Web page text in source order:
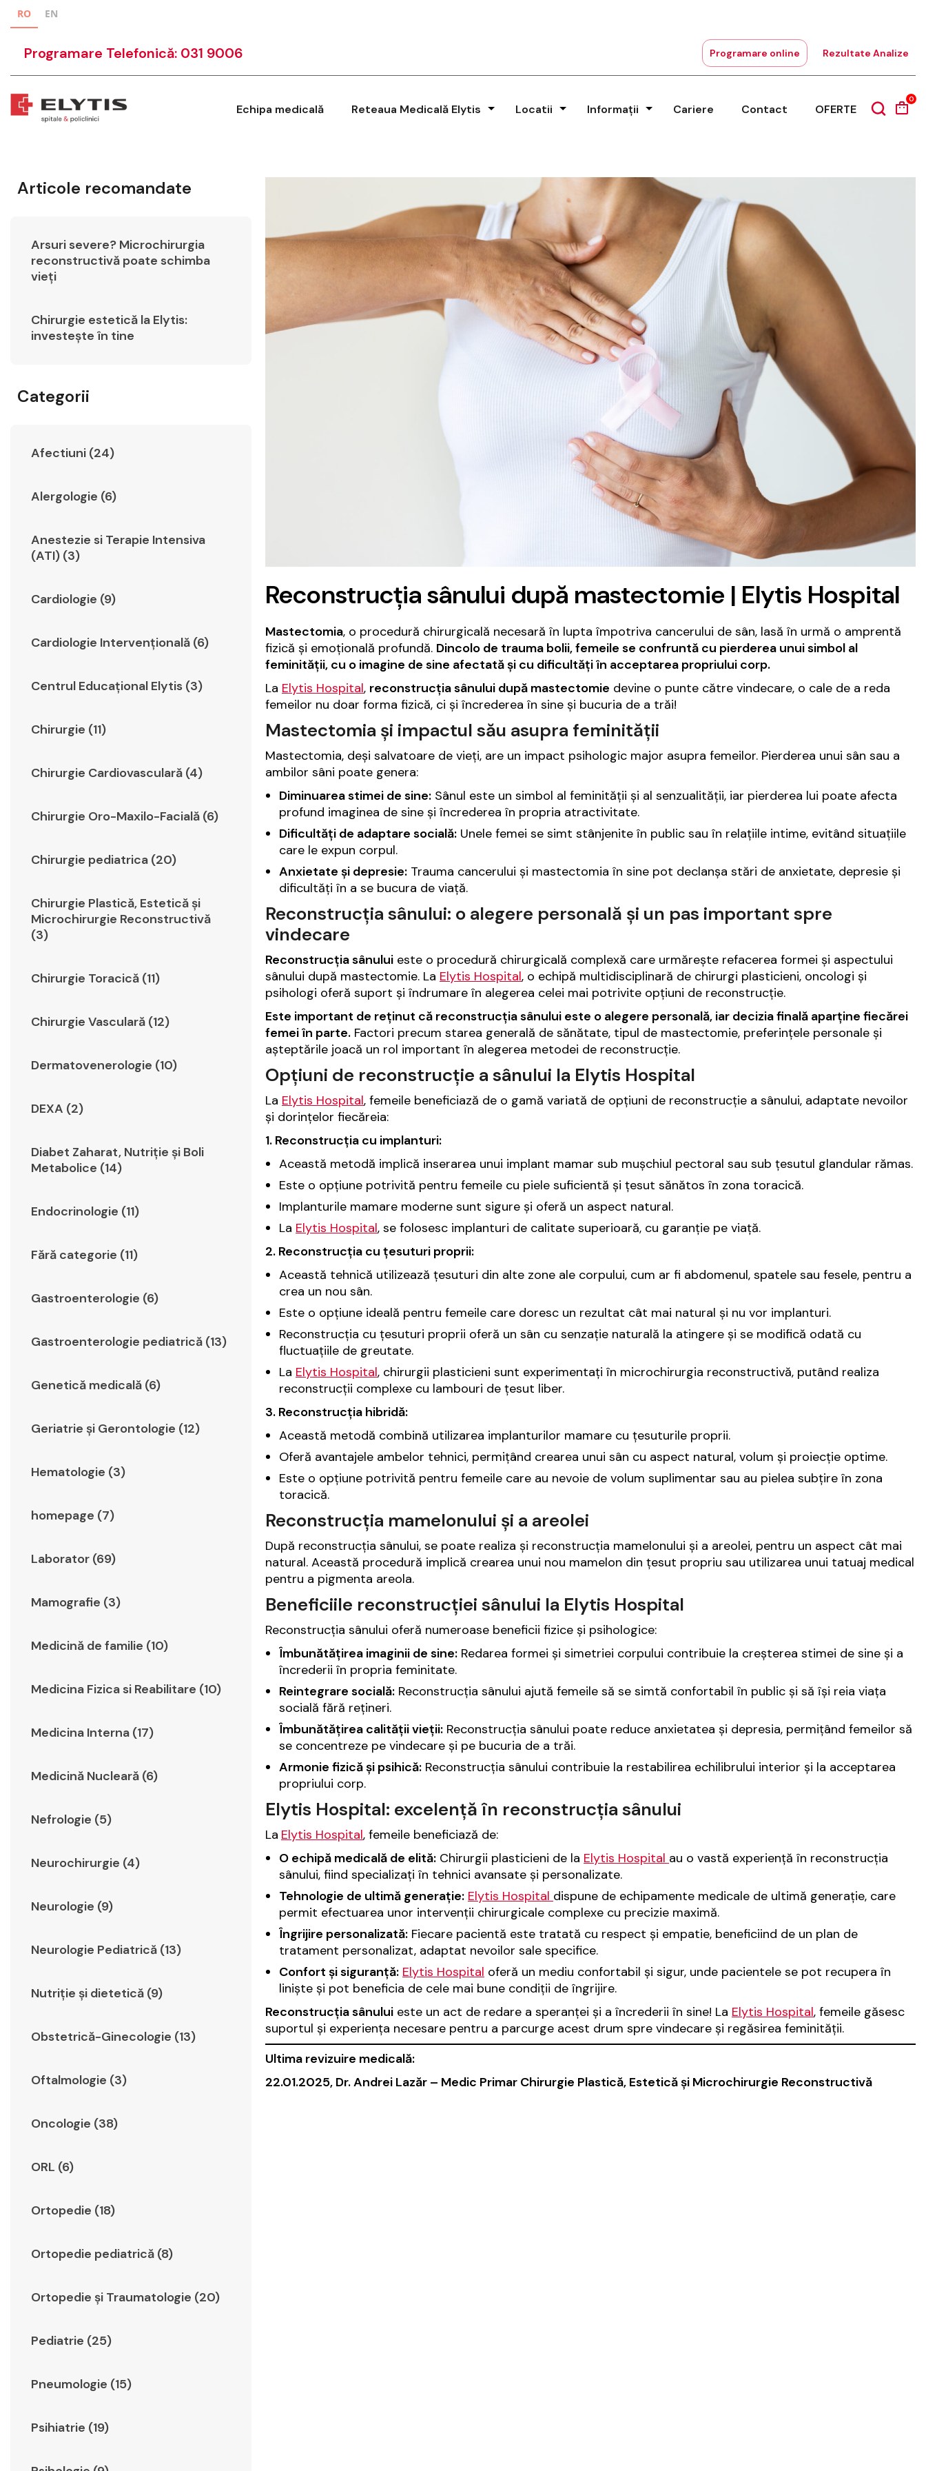
RO EN
Programare Telefonică: 031 9006 Programare online Rezultate Analize
Echipa medicală Reteaua Medicală Elytis Locatii Informații Cariere Contact OFERTE
0
Articole recomandate
Arsuri severe? Microchirurgia
reconstructivă poate schimba
vieți
Chirurgie estetică la Elytis:
investește în tine
Categorii
Afectiuni (24)
Alergologie (6)
Anestezie si Terapie Intensiva
(ATI) (3)
Cardiologie (9)
Cardiologie Intervențională (6)
Centrul Educațional Elytis (3)
Chirurgie (11)
Chirurgie Cardiovasculară (4)
Chirurgie Oro-Maxilo-Facială (6)
Chirurgie pediatrica (20)
Chirurgie Plastică, Estetică şi
Microchirurgie Reconstructivă
(3)
Chirurgie Toracică (11)
Chirurgie Vasculară (12)
Dermatovenerologie (10)
DEXA (2)
Diabet Zaharat, Nutriţie şi Boli
Metabolice (14)
Endocrinologie (11)
Fără categorie (11)
Gastroenterologie (6)
Gastroenterologie pediatrică (13)
Genetică medicală (6)
Geriatrie şi Gerontologie (12)
Hematologie (3)
homepage (7)
Laborator (69)
Mamografie (3)
Medicină de familie (10)
Medicina Fizica si Reabilitare (10)
Medicina Interna (17)
Medicină Nucleară (6)
Nefrologie (5)
Neurochirurgie (4)
Neurologie (9)
Neurologie Pediatrică (13)
Nutriție și dietetică (9)
Obstetrică-Ginecologie (13)
Oftalmologie (3)
Oncologie (38)
ORL (6)
Ortopedie (18)
Ortopedie pediatrică (8)
Ortopedie şi Traumatologie (20)
Pediatrie (25)
Pneumologie (15)
Psihiatrie (19)
Reconstrucția sânului după mastectomie | Elytis Hospital
Mastectomia, o procedură chirurgicală necesară în lupta împotriva cancerului de sân, lasă în urmă o amprentă
fizică și emoțională profundă. Dincolo de trauma bolii, femeile se confruntă cu pierderea unui simbol al
feminității, cu o imagine de sine afectată și cu dificultăți în acceptarea propriului corp.
La Elytis Hospital, reconstrucția sânului după mastectomie devine o punte către vindecare, o cale de a reda
femeilor nu doar forma fizică, ci și încrederea în sine și bucuria de a trăi!
Mastectomia și impactul său asupra feminității
Mastectomia, deși salvatoare de vieți, are un impact psihologic major asupra femeilor. Pierderea unui sân sau a
ambilor sâni poate genera:
Diminuarea stimei de sine: Sânul este un simbol al feminității și al senzualității, iar pierderea lui poate afecta
profund imaginea de sine și încrederea în propria atractivitate.
Dificultăți de adaptare socială: Unele femei se simt stânjenite în public sau în relațiile intime, evitând situațiile
care le expun corpul.
Anxietate și depresie: Trauma cancerului și mastectomia în sine pot declanșa stări de anxietate, depresie și
dificultăți în a se bucura de viață.
Reconstrucția sânului: o alegere personală și un pas important spre
vindecare
Reconstrucția sânului este o procedură chirurgicală complexă care urmărește refacerea formei și aspectului
sânului după mastectomie. La Elytis Hospital, o echipă multidisciplinară de chirurgi plasticieni, oncologi și
psihologi oferă suport și îndrumare în alegerea celei mai potrivite opțiuni de reconstrucție.
Este important de reținut că reconstrucția sânului este o alegere personală, iar decizia finală aparține fiecărei
femei în parte. Factori precum starea generală de sănătate, tipul de mastectomie, preferințele personale și
așteptările joacă un rol important în alegerea metodei de reconstrucție.
Opțiuni de reconstrucție a sânului la Elytis Hospital
La Elytis Hospital, femeile beneficiază de o gamă variată de opțiuni de reconstrucție a sânului, adaptate nevoilor
și dorințelor fiecăreia:
1. Reconstrucția cu implanturi:
Această metodă implică inserarea unui implant mamar sub mușchiul pectoral sau sub țesutul glandular rămas.
Este o opțiune potrivită pentru femeile cu piele suficientă și țesut sănătos în zona toracică.
Implanturile mamare moderne sunt sigure și oferă un aspect natural.
La Elytis Hospital, se folosesc implanturi de calitate superioară, cu garanție pe viață.
2. Reconstrucția cu țesuturi proprii:
Această tehnică utilizează țesuturi din alte zone ale corpului, cum ar fi abdomenul, spatele sau fesele, pentru a
crea un nou sân.
Este o opțiune ideală pentru femeile care doresc un rezultat cât mai natural și nu vor implanturi.
Reconstrucția cu țesuturi proprii oferă un sân cu senzație naturală la atingere și se modifică odată cu
fluctuațiile de greutate.
La Elytis Hospital, chirurgii plasticieni sunt experimentați în microchirurgia reconstructivă, putând realiza
reconstrucții complexe cu lambouri de țesut liber.
3. Reconstrucția hibridă:
Această metodă combină utilizarea implanturilor mamare cu țesuturile proprii.
Oferă avantajele ambelor tehnici, permițând crearea unui sân cu aspect natural, volum și proiecție optime.
Este o opțiune potrivită pentru femeile care au nevoie de volum suplimentar sau au pielea subțire în zona
toracică.
Reconstrucția mamelonului și a areolei
După reconstrucția sânului, se poate realiza și reconstrucția mamelonului și a areolei, pentru un aspect cât mai
natural. Această procedură implică crearea unui nou mamelon din țesut propriu sau utilizarea unui tatuaj medical
pentru a pigmenta areola.
Beneficiile reconstrucției sânului la Elytis Hospital
Reconstrucția sânului oferă numeroase beneficii fizice și psihologice:
Îmbunătățirea imaginii de sine: Redarea formei și simetriei corpului contribuie la creșterea stimei de sine și a
încrederii în propria feminitate.
Reintegrare socială: Reconstrucția sânului ajută femeile să se simtă confortabil în public și să își reia viața
socială fără rețineri.
Îmbunătățirea calității vieții: Reconstrucția sânului poate reduce anxietatea și depresia, permițând femeilor să
se concentreze pe vindecare și pe bucuria de a trăi.
Armonie fizică și psihică: Reconstrucția sânului contribuie la restabilirea echilibrului interior și la acceptarea
propriului corp.
Elytis Hospital: excelență în reconstrucția sânului
La Elytis Hospital, femeile beneficiază de:
O echipă medicală de elită: Chirurgii plasticieni de la Elytis Hospital au o vastă experiență în reconstrucția
sânului, fiind specializați în tehnici avansate și personalizate.
Tehnologie de ultimă generație: Elytis Hospital dispune de echipamente medicale de ultimă generație, care
permit efectuarea unor intervenții chirurgicale complexe cu precizie maximă.
Îngrijire personalizată: Fiecare pacientă este tratată cu respect și empatie, beneficiind de un plan de
tratament personalizat, adaptat nevoilor sale specifice.
Confort și siguranță: Elytis Hospital oferă un mediu confortabil și sigur, unde pacientele se pot recupera în
liniște și pot beneficia de cele mai bune condiții de îngrijire.
Reconstrucția sânului este un act de redare a speranței și a încrederii în sine! La Elytis Hospital, femeile găsesc
suportul și experiența necesare pentru a parcurge acest drum spre vindecare și regăsirea feminității.
Ultima revizuire medicală:
22.01.2025, Dr. Andrei Lazăr – Medic Primar Chirurgie Plastică, Estetică şi Microchirurgie Reconstructivă